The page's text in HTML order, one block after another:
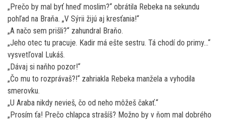
„Prečo by mal byť hneď moslim?“ obrátila Rebeka na sekundu
pohľad na Braňa. „V Sýrii žijú aj kresťania!“
„A načo sem prišli?“ zahundral Braňo.
„Jeho otec tu pracuje. Kadir má ešte sestru. Tá chodí do primy…“
vysvetľoval Lukáš.
„Dávaj si naňho pozor!“
„Čo mu to rozprávaš?!“ zahriakla Rebeka manžela a vyhodila
smerovku.
„U Araba nikdy nevieš, čo od neho môžeš čakať.“
„Prosím ťa! Prečo chlapca strašíš? Možno by v ňom mal dobrého